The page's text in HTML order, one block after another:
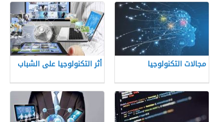
مجالات التكنولوجيا أثر التكنولوجيا على الشباب